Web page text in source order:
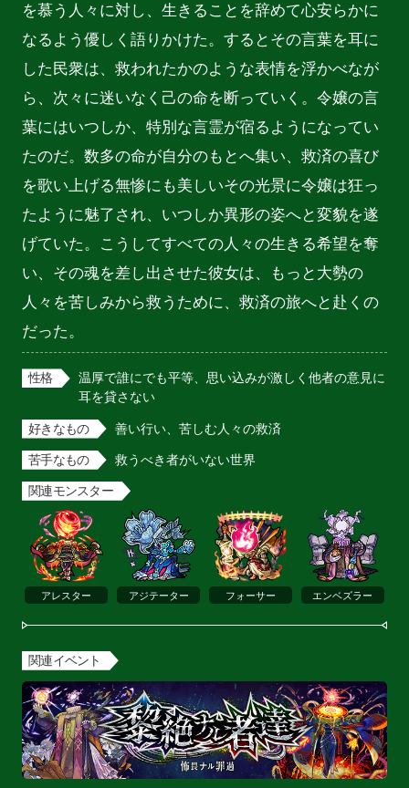
を慕う人々に対し、生きることを辞めて心安らかに
なるよう優しく語りかけた。するとその言葉を耳に
した民衆は、救われたかのような表情を浮かべなが
ら、次々に迷いなく己の命を断っていく。令嬢の言
葉にはいつしか、特別な言霊が宿るようになってい
たのだ。数多の命が自分のもとへ集い、救済の喜び
を歌い上げる無惨にも美しいその光景に令嬢は狂っ
たように魅了され、いつしか異形の姿へと変貌を遂
げていた。こうしてすべての人々の生きる希望を奪
い、その魂を差し出させた彼女は、もっと大勢の
人々を苦しみから救うために、救済の旅へと赴くの
だった。
性格
温厚で誰にでも平等、思い込みが激しく他者の意見に
耳を貸さない
好きなもの 善い行い、苦しむ人々の救済
苦手なもの 救うべき者がいない世界
関連モンスター
アレスター アジテーター フォーサー エンベズラー
関連イベント